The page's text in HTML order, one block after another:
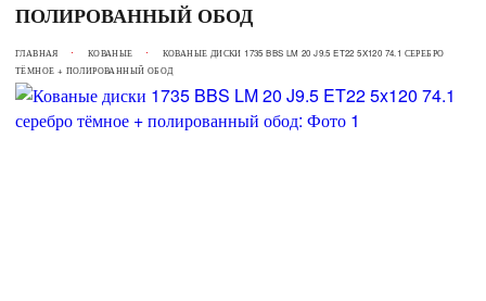
ПОЛИРОВАННЫЙ ОБОД
ГЛАВНАЯ КОВАНЫЕ
КОВАНЫЕ ДИСКИ 1735 BBS LM 20 J9.5 ET22 5X120 74.1 СЕРЕБРО
ТЁМНОЕ + ПОЛИРОВАННЫЙ ОБОД